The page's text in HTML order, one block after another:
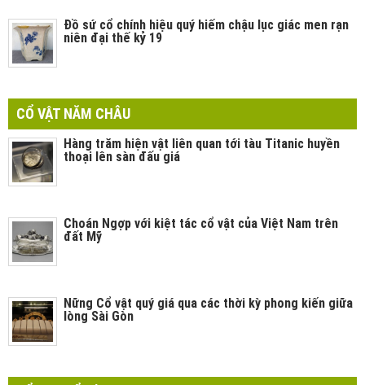
Đồ sứ cổ chính hiệu quý hiếm chậu lục giác men rạn
niên đại thế kỷ 19
CỔ VẬT NĂM CHÂU
Hàng trăm hiện vật liên quan tới tàu Titanic huyền
thoại lên sàn đấu giá
Choán Ngợp với kiệt tác cổ vật của Việt Nam trên
đất Mỹ
Nững Cổ vật quý giá qua các thời kỳ phong kiến giữa
lòng Sài Gòn